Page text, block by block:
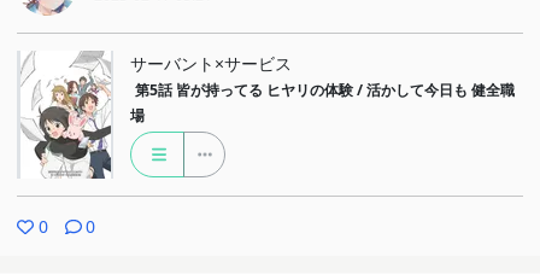
サーバント×サービス
第5話 皆が持ってる ヒヤリの体験 / 活かして今日も 健全職
場
0 0